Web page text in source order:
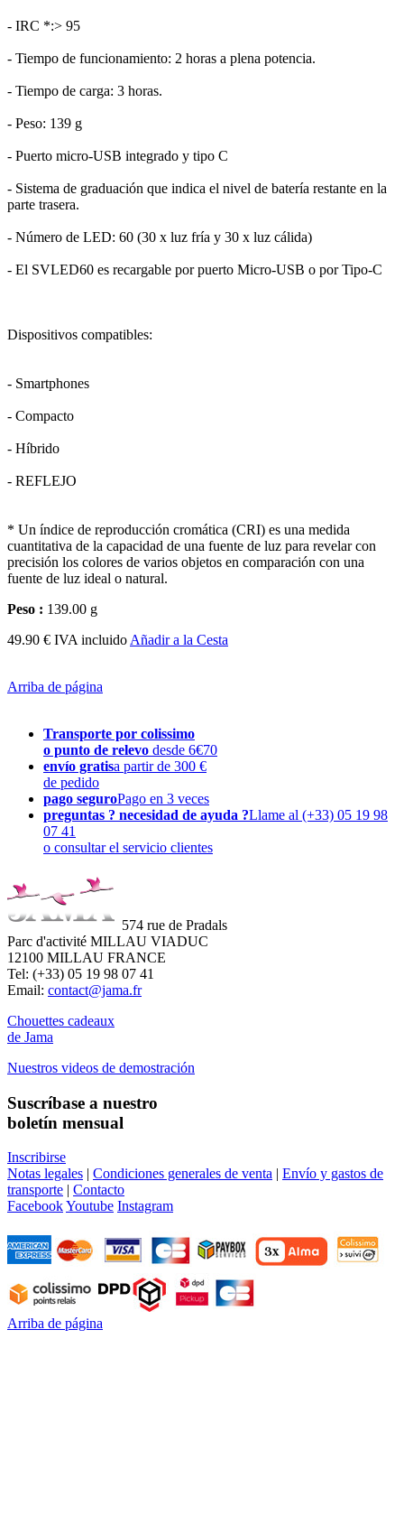
- IRC *:> 95
- Tiempo de funcionamiento: 2 horas a plena potencia.
- Tiempo de carga: 3 horas.
- Peso: 139 g
- Puerto micro-USB integrado y tipo C
- Sistema de graduación que indica el nivel de batería restante en la
parte trasera.
- Número de LED: 60 (30 x luz fría y 30 x luz cálida)
- El SVLED60 es recargable por puerto Micro-USB o por Tipo-C
Dispositivos compatibles:
- Smartphones
- Compacto
- Híbrido
- REFLEJO
* Un índice de reproducción cromática (CRI) es una medida
cuantitativa de la capacidad de una fuente de luz para revelar con
precisión los colores de varios objetos en comparación con una
fuente de luz ideal o natural.
Peso : 139.00 g
49.90 € IVA incluido Añadir a la Cesta
Arriba de página
Transporte por colissimo
o punto de relevo desde 6€70
envío gratisa partir de 300 €
de pedido
pago seguroPago en 3 veces
preguntas ? necesidad de ayuda ?Llame al (+33) 05 19 98
07 41
o consultar el servicio clientes
574 rue de Pradals
Parc d'activité MILLAU VIADUC
12100 MILLAU FRANCE
Tel: (+33) 05 19 98 07 41
Email: contact@jama.fr
Chouettes cadeaux
de Jama
Nuestros videos de demostración
Suscríbase a nuestro
boletín mensual
Inscribirse
Notas legales | Condiciones generales de venta | Envío y gastos de
transporte | Contacto
FacebookYoutube Instagram
Arriba de página